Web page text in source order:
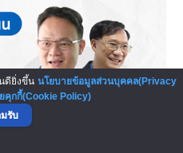
ชส์ แ...
รนไชส์ เพราะเป็นทางลัดใน
ดียิ่งขึ้น นโยบายข้อมูลส่วนบุคคล(Privacy
คุกกี้(Cookie Policy)
รับ